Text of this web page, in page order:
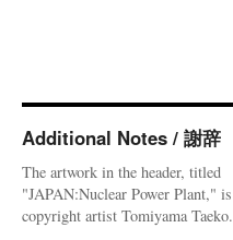
Additional Notes / 謝辞
The artwork in the header, titled
"JAPAN:Nuclear Power Plant," is
copyright artist Tomiyama Taeko.